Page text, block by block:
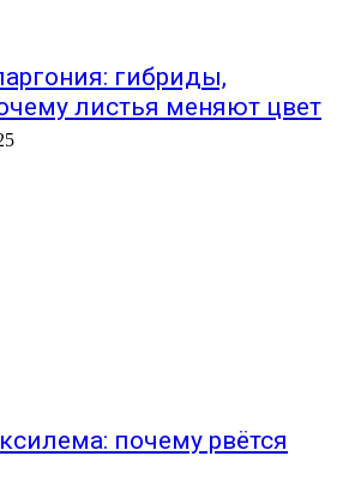
гибриды,
листья меняют цвет
почему рвётся